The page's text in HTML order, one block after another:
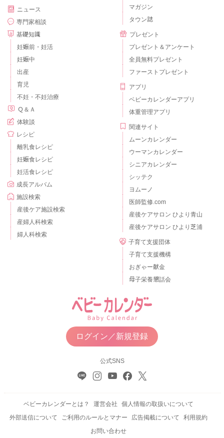
ニュース
専門家相談
基礎知識
妊娠前・妊活
妊娠中
出産
育児
不妊・不妊治療
Ｑ＆Ａ
体験談
レシピ
離乳食レシピ
妊娠食レシピ
妊活食レシピ
成長アルバム
施設検索
産後ケア施設検索
産婦人科検索
婦人科検索
マガジン
タウン誌
プレゼント
プレゼント＆アンケート
全員無料プレゼント
ファーストプレゼント
アプリ
ベビーカレンダーアプリ
体重管理アプリ
関連サイト
ムーンカレンダー
ウーマンカレンダー
シニアカレンダー
シッテク
ヨムーノ
医師監修.com
産後ケアサロン ひより青山
産後ケアサロン ひより芝浦
子育て支援団体
子育て支援機構
おぎゃー献金
母子栄養懇話会
ログイン／新規登録
公式SNS
ベビーカレンダーとは？ 運営会社
個人情報の取扱いについて
外部送信について
ご利用のルールとマナー 広告掲載について
利用規約
お問い合わせ